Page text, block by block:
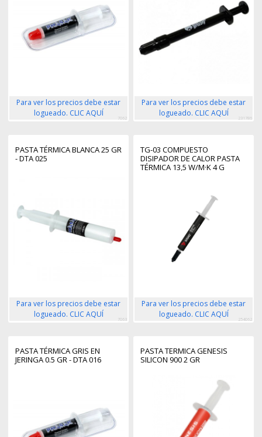
Para ver los precios debe estar
logueado. CLIC AQUÍ
7062
Para ver los precios debe estar
logueado. CLIC AQUÍ
231786
PASTA TÉRMICA BLANCA 25 GR
- DTA 025
Para ver los precios debe estar
logueado. CLIC AQUÍ
7063
TG-03 COMPUESTO
DISIPADOR DE CALOR PASTA
TÉRMICA 13,5 W/M·K 4 G
Para ver los precios debe estar
logueado. CLIC AQUÍ
254062
PASTA TÉRMICA GRIS EN
JERINGA 0.5 GR - DTA 016
PASTA TERMICA GENESIS
SILICON 900 2 GR